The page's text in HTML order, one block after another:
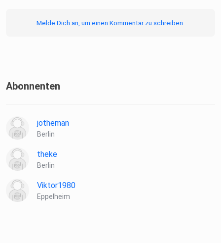
Melde Dich an, um einen Kommentar zu schreiben.
Abonnenten
jotheman
Berlin
theke
Berlin
Viktor1980
Eppelheim